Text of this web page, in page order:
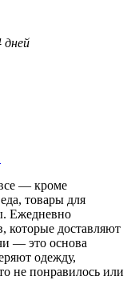
дней
— кроме
товары для
Ежедневно
которые доставляют
— это основа
одежду,
не понравилось или